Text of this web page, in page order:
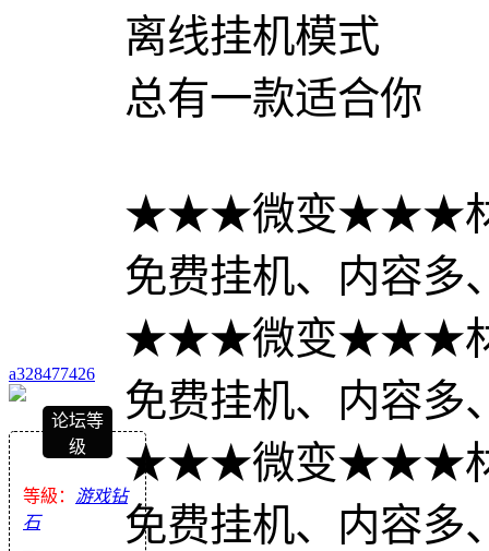
a328477426
论坛等
级
等級： 游戏钻
石
离线挂机模式
总有一款适合你
★★★微变★★★材
免费挂机、内容
★★★微变★★★材
免费挂机、内容
★★★微变★★★材
免费挂机、内容